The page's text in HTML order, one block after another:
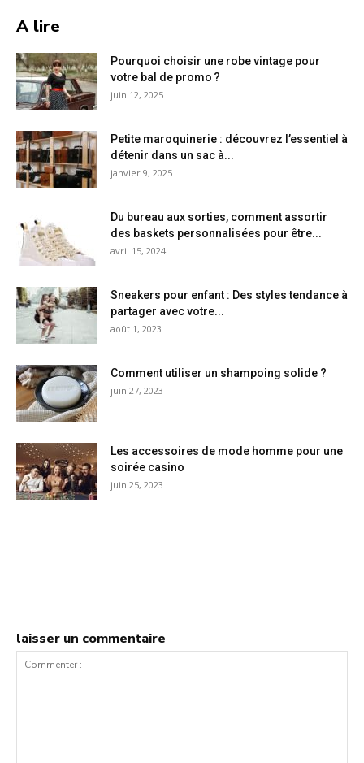
A lire
Pourquoi choisir une robe vintage pour
votre bal de promo ?
juin 12, 2025
Petite maroquinerie : découvrez l’essentiel à
détenir dans un sac à...
janvier 9, 2025
Du bureau aux sorties, comment assortir
des baskets personnalisées pour être...
avril 15, 2024
Sneakers pour enfant : Des styles tendance à
partager avec votre...
août 1, 2023
Comment utiliser un shampoing solide ?
juin 27, 2023
Les accessoires de mode homme pour une
soirée casino
juin 25, 2023
laisser un commentaire